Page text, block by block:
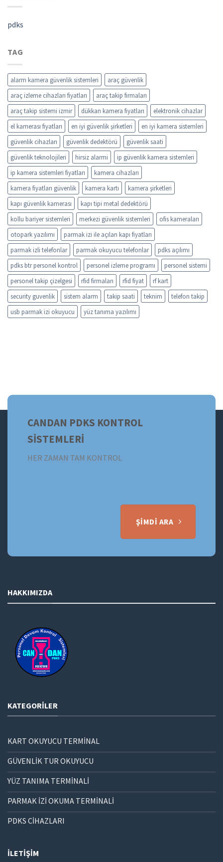
pdks
TAG
alarm kamera güvenlik sistemleri
araç güvenlik
araç izleme cihazları fiyatları
araç takip firmaları
araç takip sistemi izmir
dükkan kamera fiyatları
elektronik cihazlar
el kamerası fiyatları
en iyi güvenlik şirketleri
en iyi kamera sistemleri
güvenlik cihazları
güvenlik dedektörü
güvenlik saati
güvenlik teknolojileri
hirsiz alarmi
ip güvenlik kamera sistemleri
ip kamera sistemleri fiyatları
kamera cihazları
kamera fiyatları güvenlik
kamera kartı
kamera şirketleri
kapı güvenlik kamerası
kapı tipi metal dedektörü
kollu bariyer sistemleri
merkezi güvenlik sistemleri
ofis kameraları
otopark yazılımı
parmak izi ile açılan kapı fiyatları
parmak izli telefonlar
parmak okuyucu telefonlar
pdks açılımı
pdks btr personel kontrol
personel izleme programı
personel sistemi
personel takip çizelgesi
rfid firmaları rfid fiyat
rf kart
security guvenlik
sistem alarm takip saati teknim
telefon takip
usb parmak izi okuyucu
yüz tanıma yazılımı
CANDAN PDKS KONTROL
SİSTEMLERİ
HER ZAMAN TAM KONTROL
ŞIMDI ARA
HAKKIMIZDA
KATEGORILER
KART OKUYUCU TERMİNAL
GÜVENLİK TUR OKUYUCU
YÜZ TANIMA TERMİNALİ
PARMAK İZİ OKUMA TERMİNALİ
PDKS CİHAZLARI
İLETIŞIM